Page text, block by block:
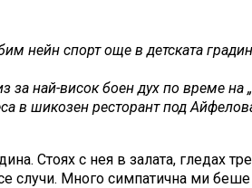
спорт още в детската
за най-висок боен дух по време
в шикозен ресторант под
Стоях с нея в залата, гледах
случи. Много симпатична ми